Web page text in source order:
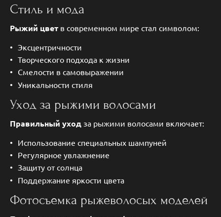
Стиль и мода
Рыжий цвет в современном мире стал символом:
Эксцентричности
Творческого подхода к жизни
Смелости в самовыражении
Уникальности стиля
Уход за рыжими волосами
Правильный уход за рыжими волосами включает:
Использование специальных шампуней
Регулярное увлажнение
Защиту от солнца
Поддержание яркости цвета
Фотосъемка рыжеволосых моделей